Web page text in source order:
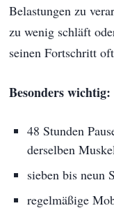
Belastungen zu
zu wenig schläft
seinen Fortschritt
Besonders wichtig:
48 Stunden
derselben
sieben bis neun
regelmäßige